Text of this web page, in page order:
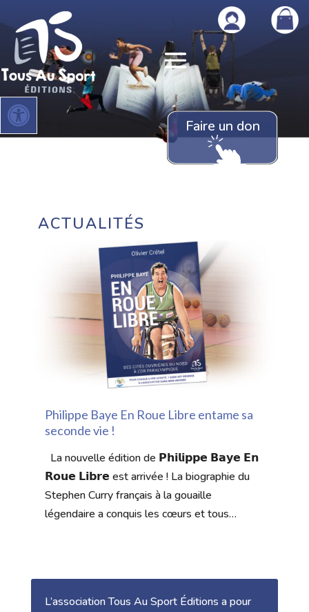
Ouvrir la barre d’outils
Faire un don
ACTUALITÉS
Philippe Baye En Roue Libre entame sa
seconde vie !
La nouvelle édition de 𝗣𝗵𝗶𝗹𝗶𝗽𝗽𝗲 𝗕𝗮𝘆𝗲 𝗘𝗻
𝗥𝗼𝘂𝗲 𝗟𝗶𝗯𝗿𝗲 est arrivée ! La biographie du
Stephen Curry français à la gouaille
légendaire a conquis les cœurs et tous…
L’association Tous Au Sport Éditions a pour